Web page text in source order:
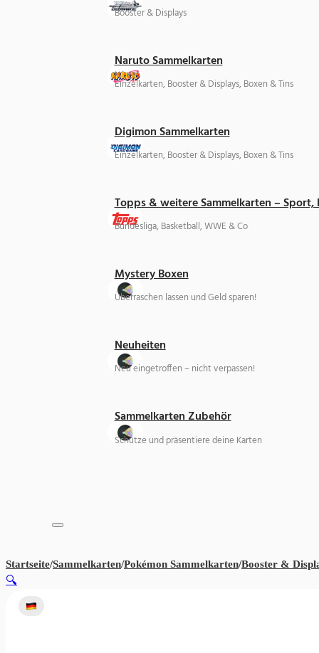
Booster & Displays
Naruto Sammelkarten
Einzelkarten, Booster & Displays, Boxen & Tins
Digimon Sammelkarten
Einzelkarten, Booster & Displays, Boxen & Tins
Topps & weitere Sammelkarten –
Bundesliga, Basketball, WWE & Co
Mystery Boxen
Überraschen lassen und Geld sparen!
Neuheiten
Neu eingetroffen – nicht verpassen!
Sammelkarten Zubehör
Schütze und präsentiere deine Karten
Startseite/Sammelkarten/Pokémon Sammelkarten/Booster &
🔍